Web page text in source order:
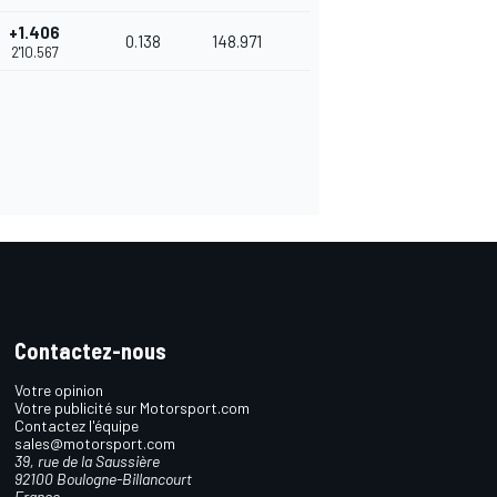
+1.406
2'10.567
0.138 148.971
Contactez-nous
Votre opinion
Votre publicité sur Motorsport.com
Contactez l'équipe
sales@motorsport.com
39, rue de la Saussière
92100 Boulogne-Billancourt